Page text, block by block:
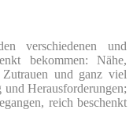
verschiedenen und
bekommen: Nähe,
und ganz viel
und Herausforderungen;
reich beschenkt